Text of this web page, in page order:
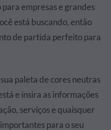
empresas e grandes
está buscando, então
de partida perfeito para
paleta de cores neutras
e insira as informações
serviços e quaisquer
para o seu